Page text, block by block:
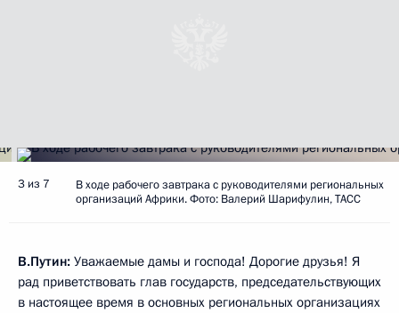
3 из 7
В ходе рабочего завтрака с руководителями региональных
организаций Африки. Фото: Валерий Шарифулин, ТАСС
В.Путин: Уважаемые дамы и господа! Дорогие друзья! Я
рад приветствовать глав государств, председательствующих
в настоящее время в основных региональных организациях